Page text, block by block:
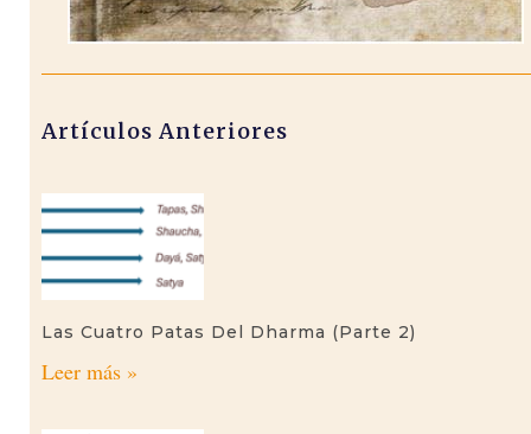
Artículos Anteriores
Las Cuatro Patas Del Dharma (parte 2)
Leer más »